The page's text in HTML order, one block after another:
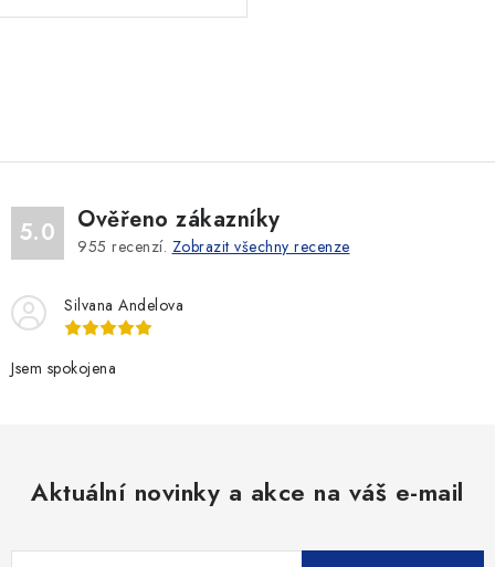
á
d
a
c
p
v
i
5.0 Ověřeno zákazníky
955 recenzí. Zobrazit všechny recenze
Silvana Andelova
Jsem spokojena
Aktuální novinky a akce na váš e-mail